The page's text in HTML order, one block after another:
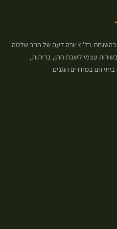
בהשגחת בד"צ יורה דעה של הרב שלמה
עצמי לשבת חתן, בריתות,
חם במחירים הוגנים.